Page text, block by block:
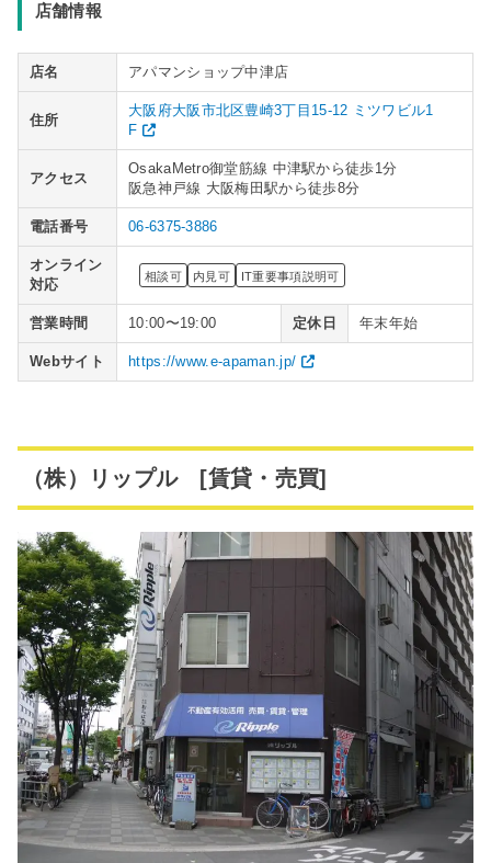
店舗情報
店名 アパマンショップ中津店
住所
大阪府大阪市北区豊崎3丁目15-12 ミツワビル1
F
アクセス
OsakaMetro御堂筋線 中津駅から徒歩1分
阪急神戸線 大阪梅田駅から徒歩8分
電話番号 06-6375-3886
オンライン
対応
相談可 内見可 IT重要事項説明可
営業時間 10:00〜19:00 定休日 年末年始
Webサイト https://www.e-apaman.jp/
（株）リップル [賃貸・売買]